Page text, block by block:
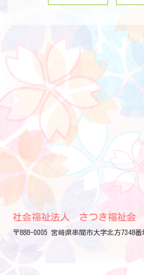
社会福祉法人 さつき福祉会
〒888-0005 宮崎県串間市大字北方7348番